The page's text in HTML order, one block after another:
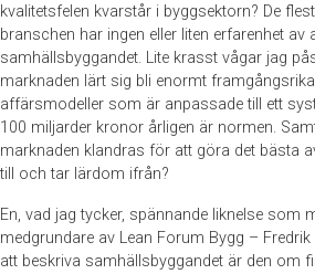
kvalitetsfelen kvarstår i byggsektorn? De
branschen har ingen eller liten erfarenhet av
samhällsbyggandet. Lite krasst vågar jag
marknaden lärt sig bli enormt
affärsmodeller som är anpassade till ett
100 miljarder kronor årligen är normen.
marknaden klandras för att göra det bästa
till och tar lärdom ifrån?
En, vad jag tycker, spännande liknelse som
medgrundare av Lean Forum Bygg –
att beskriva samhällsbyggandet är den om